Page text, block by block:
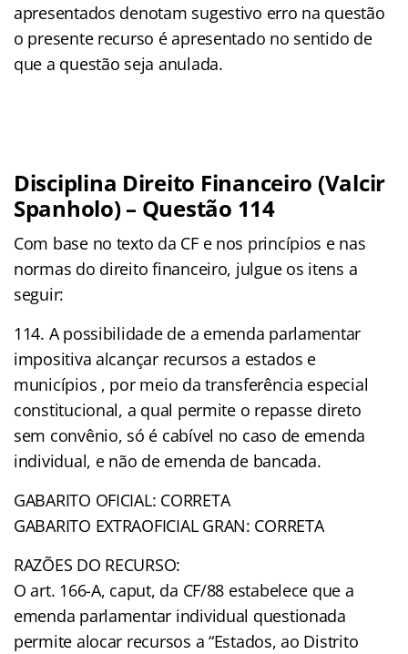
apresentados denotam sugestivo erro na questão
o presente recurso é apresentado no sentido de
que a questão seja anulada.
Disciplina Direito Financeiro (Valcir
Spanholo) – Questão 114
Com base no texto da CF e nos princípios e nas
normas do direito financeiro, julgue os itens a
seguir:
114. A possibilidade de a emenda parlamentar
impositiva alcançar recursos a estados e
municípios , por meio da transferência especial
constitucional, a qual permite o repasse direto
sem convênio, só é cabível no caso de emenda
individual, e não de emenda de bancada.
GABARITO OFICIAL: CORRETA
GABARITO EXTRAOFICIAL GRAN: CORRETA
RAZÕES DO RECURSO:
O art. 166-A, caput, da CF/88 estabelece que a
emenda parlamentar individual questionada
permite alocar recursos a “Estados, ao Distrito